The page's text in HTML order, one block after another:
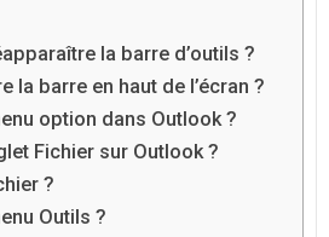
la barre d’outils ?
la barre en haut de l’écran ?
option dans Outlook ?
Fichier sur Outlook ?
?
Outils ?